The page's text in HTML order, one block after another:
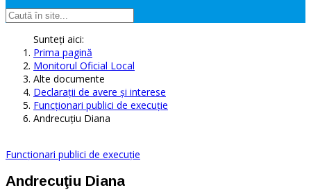
Sunteți aici:
Prima pagină
Monitorul Oficial Local
Alte documente
Declaraţii de avere şi interese
Funcționari publici de execuție
Andrecuţiu Diana
Funcționari publici de execuție
Andrecuţiu Diana